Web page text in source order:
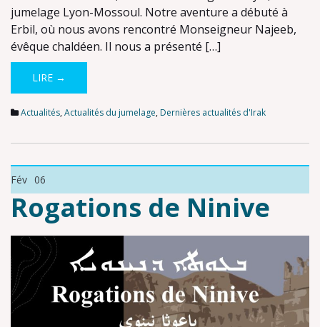
jumelage Lyon-Mossoul. Notre aventure a débuté à
Erbil, où nous avons rencontré Monseigneur Najeeb,
évêque chaldéen. Il nous a présenté […]
LIRE →
Actualités,Actualités du jumelage,Dernières actualités d'Irak
Fév 06
Rogations de Ninive